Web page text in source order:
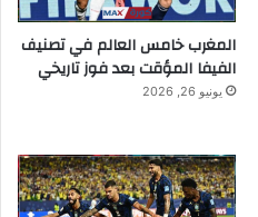
المغرب خامس العالم في تصنيف
الفيفا المؤقت بعد فوز تاريخي
يونيو 26, 2026